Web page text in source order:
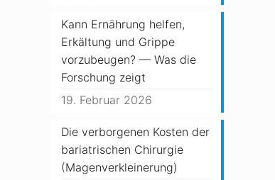
Kann Ernährung helfen,
Erkältung und Grippe
vorzubeugen? — Was die
Forschung zeigt
19. Februar 2026
Die verborgenen Kosten der
bariatrischen Chirurgie
(Magenverkleinerung)